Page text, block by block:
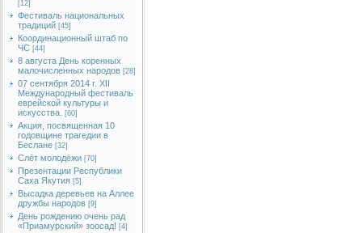
[12]
Фестиваль национальных
традиций [45]
Координационный штаб по
ЧС [44]
8 августа День коренных
малочисленных народов [28]
07 сентября 2014 г. XII
Международный фестиваль
еврейской культуры и
искусства.
[60]
Акция, посвященная 10
годовщине трагедии в
Беслане [32]
Слёт молодёжи [70]
Презентации Республики
Саха Якутия [5]
Высадка деревьев на Аллее
дружбы народов [9]
День рождению очень рад
«Приамурский» зоосад! [4]